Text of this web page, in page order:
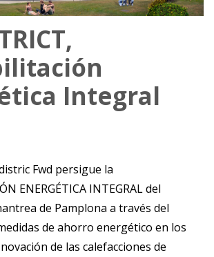
Integral
Fwd persigue la
ENERGÉTICA INTEGRAL del
de Pamplona a través del
de ahorro energético en los
de las calefacciones de